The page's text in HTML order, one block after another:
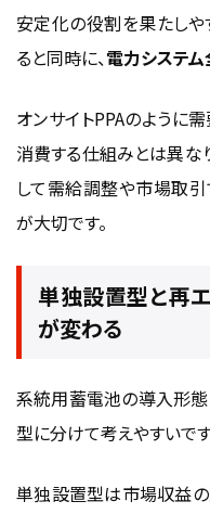
安定化の役割を果たしや
ると同時に、電力システ
オンサイトPPAのように
消費する仕組みとは異な
して需給調整や市場取
が大切です。
単独設置型と再
が変わる
系統用蓄電池の導入形態
型に分けて考えやすいです
単独設置型は市場収益の